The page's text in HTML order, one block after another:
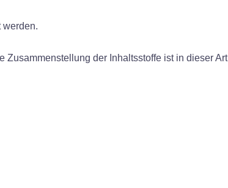
werden.
Zusammenstellung der Inhaltsstoffe ist in dieser Art